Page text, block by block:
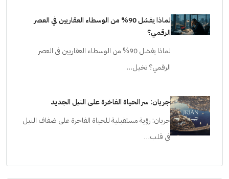
لماذا يفشل 90% من الوسطاء العقاريين في العصر
الرقمي؟
لماذا يفشل 90% من الوسطاء العقاريين في العصر
الرقمي؟ تخيل…
جريان: سر الحياة الفاخرة على النيل الجديد
جريان: رؤية مستقبلية للحياة الفاخرة على ضفاف النيل
في قلب…